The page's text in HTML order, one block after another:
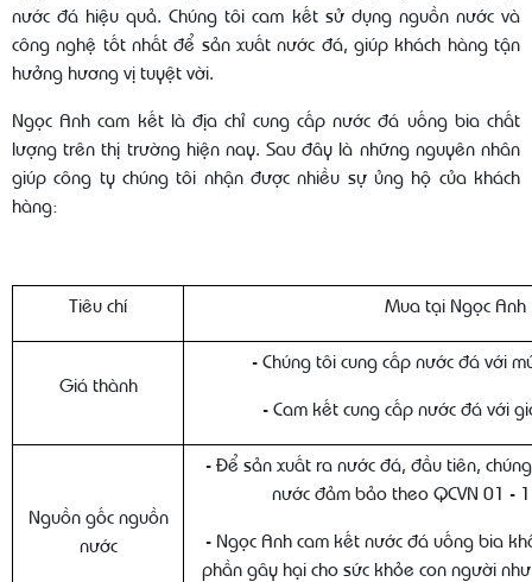
nước đá hiệu quả. Chúng tôi cam kết sử dụng nguồn nước và
công nghệ tốt nhất để sản xuất nước đá, giúp khách hàng tận
hưởng hương vị tuyệt vời.
Ngọc Anh cam kết là địa chỉ cung cấp nước đá uống bia chất
lượng trên thị trường hiện nay. Sau đây là những nguyên nhân
giúp công ty chúng tôi nhận được nhiều sự ủng hộ của khách
hàng:
Tiêu chí Mua tại Ngọc Anh
Giá thành
- Chúng tôi cung cấp nước đá với
- Cam kết cung cấp nước đá với
Nguồn gốc nguồn
nước
- Để sản xuất ra nước đá, đầu tiên,
nước đảm bảo theo QCVN 01 -
- Ngọc Anh cam kết nước đá uống bia
phần gây hại cho sức khỏe con người